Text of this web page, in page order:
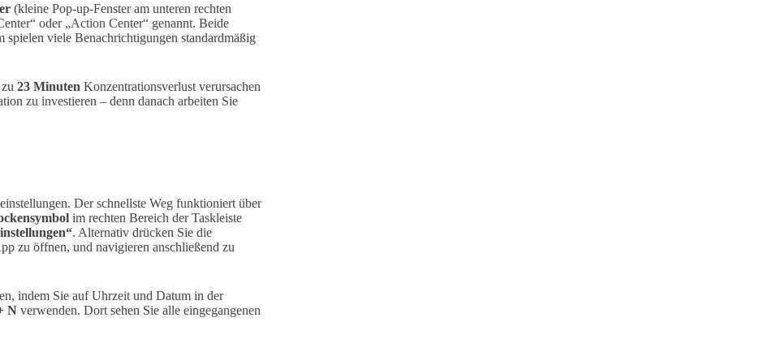
(kleine Pop-up-Fenster am unteren rechten
oder „Action Center“ genannt. Beide
spielen viele Benachrichtigungen standardmäßig
23 Minuten Konzentrationsverlust verursachen
zu investieren – denn danach arbeiten Sie
Der schnellste Weg funktioniert über
im rechten Bereich der Taskleiste
. Alternativ drücken Sie die
zu öffnen, und navigieren anschließend zu
indem Sie auf Uhrzeit und Datum in der
N verwenden. Dort sehen Sie alle eingegangenen